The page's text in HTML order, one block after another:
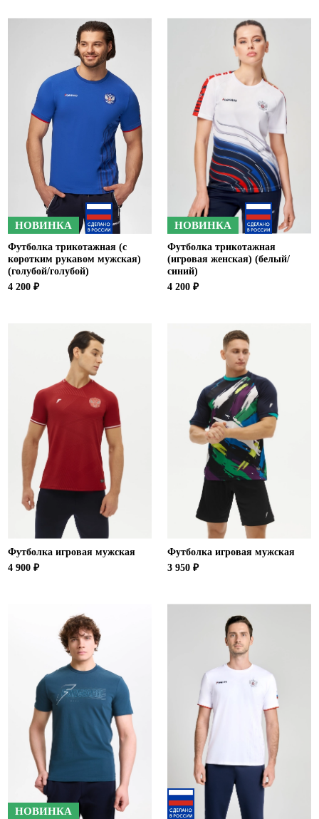
НОВИНКА
Футболка трикотажная (с
коротким рукавом мужская)
(голубой/голубой)
4 200 ₽
НОВИНКА
Футболка трикотажная
(игровая женская) (белый/
синий)
4 200 ₽
Футболка игровая мужская
4 900 ₽
Футболка игровая мужская
3 950 ₽
НОВИНКА